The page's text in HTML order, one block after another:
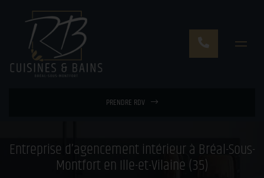
PRENDRE RDV
Entreprise d’agencement intérieur à Bréal-Sous-
Montfort en Ille-et-Vilaine (35)